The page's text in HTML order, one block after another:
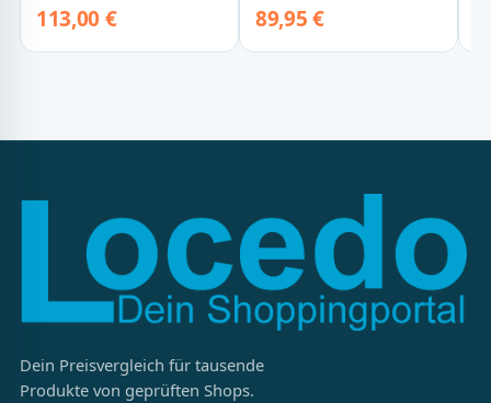
113,00 € 89,95 €
Dein Preisvergleich für tausende
Produkte von geprüften Shops.